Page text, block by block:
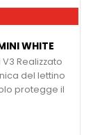
WHITE
Realizzato
del lettino
protegge il